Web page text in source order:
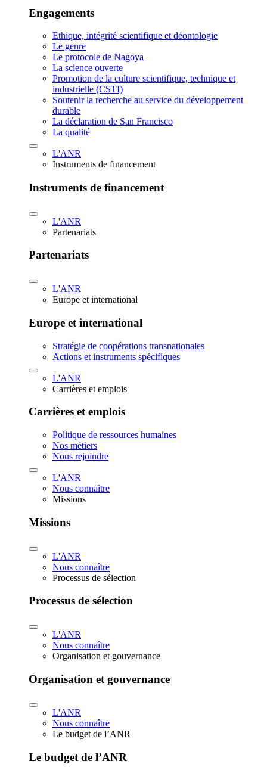
Engagements
Ethique, intégrité scientifique et déontologie
Le genre
Le protocole de Nagoya
La science ouverte
Promotion de la culture scientifique, technique et
industrielle (CSTI)
Soutenir la recherche au service du développement
durable
La déclaration de San Francisco
La qualité
L'ANR
Instruments de financement
Instruments de financement
L'ANR
Partenariats
Partenariats
L'ANR
Europe et international
Europe et international
Stratégie de coopérations transnationales
Actions et instruments spécifiques
L'ANR
Carrières et emplois
Carrières et emplois
Politique de ressources humaines
Nos métiers
Nous rejoindre
L'ANR
Nous connaître
Missions
Missions
L'ANR
Nous connaître
Processus de sélection
Processus de sélection
L'ANR
Nous connaître
Organisation et gouvernance
Organisation et gouvernance
L'ANR
Nous connaître
Le budget de l’ANR
Le budget de l’ANR